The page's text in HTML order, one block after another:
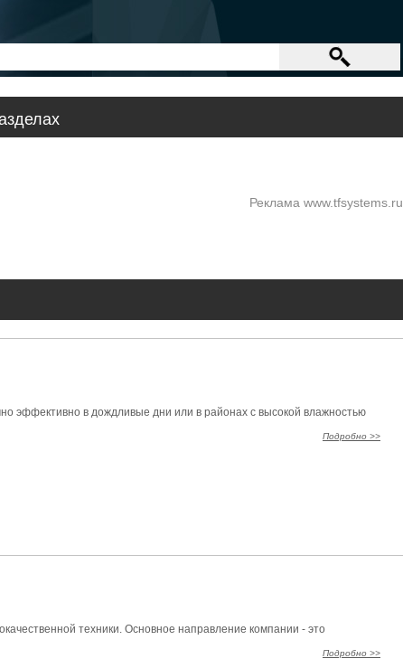
Реклама www.tfsystems.ru
эффективно в дождливые дни или в районах с высокой влажностью
Подробно >>
техники. Основное направление компании - это
Подробно >>